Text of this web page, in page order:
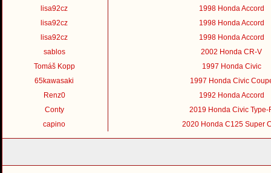
lisa92cz
1998 Honda Accord
lisa92cz
1998 Honda Accord
lisa92cz
1998 Honda Accord
sablos
2002 Honda CR-V
Tomáš Kopp
1997 Honda Civic
65kawasaki
1997 Honda Civic
Renz0
1992 Honda Accord
Conty
2019 Honda Civic Type-
capino
2020 Honda C125 Super